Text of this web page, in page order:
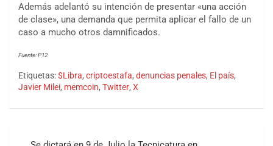
Además adelantó su intención de presentar «una acción
de clase», una demanda que permita aplicar el fallo de un
caso a mucho otros damnificados.
Fuente: P12
Etiquetas:$Libra, criptoestafa, denuncias penales, El país,
Javier Milei, memcoin, Twitter, X